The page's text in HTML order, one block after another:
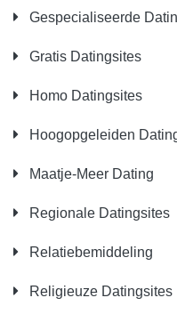
Gespecialiseerde
Gratis Datingsites
Homo Datingsites
Hoogopgeleiden
Maatje-Meer Dating
Regionale Datingsites
Relatiebemiddeling
Religieuze Datingsites